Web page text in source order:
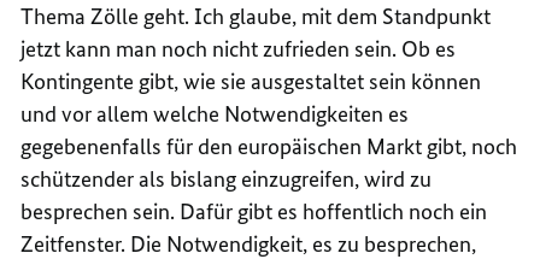
Thema Zölle geht. Ich glaube, mit dem Standpunkt
jetzt kann man noch nicht zufrieden sein. Ob es
Kontingente gibt, wie sie ausgestaltet sein können
und vor allem welche Notwendigkeiten es
gegebenenfalls für den europäischen Markt gibt, noch
schützender als bislang einzugreifen, wird zu
besprechen sein. Dafür gibt es hoffentlich noch ein
Zeitfenster. Die Notwendigkeit, es zu besprechen,